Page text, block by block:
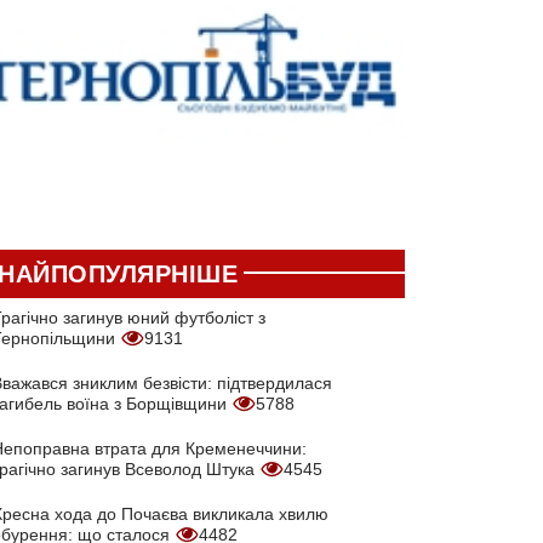
загинув юний футболіст з
9131
зниклим безвісти: підтвердилася
воїна з Борщівщини
5788
втрата для Кременеччини:
загинув Всеволод Штука
4545
хода до Почаєва викликала хвилю
що сталося
4482